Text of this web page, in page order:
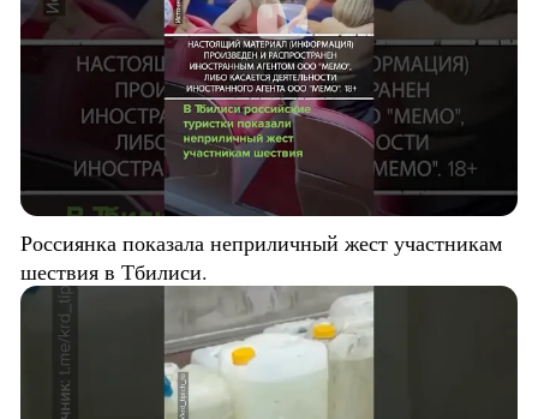
Россиянка показала неприличный жест участникам
шествия в Тбилиси.